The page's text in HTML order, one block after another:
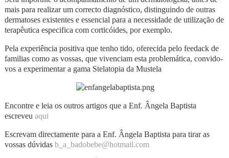
mais para realizar um correcto diagnóstico, distinguindo de outras
dermatoses existentes e essencial para a necessidade de utilização de
terapêutica especifica com corticóides, por exemplo.
Pela experiência positiva que tenho tido, oferecida pelo feedack de
familiascomo as vossas, que vivenciam esta problemática, convido-
vos a experimentar a gama Stelatopia da Mustela
Encontre e leia os outros artigos que a Enf. Ângela Baptista
escreveu aqui
Escrevam directamente para a Enf. Ângela Baptista para tirar as
vossas dúvidas b_a_badobebe@hotmail.com